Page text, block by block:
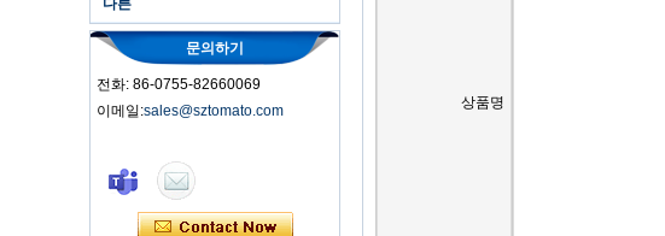
문의하기
전화: 86-0755-82660069
이메일:sales@sztomato.com 상품명